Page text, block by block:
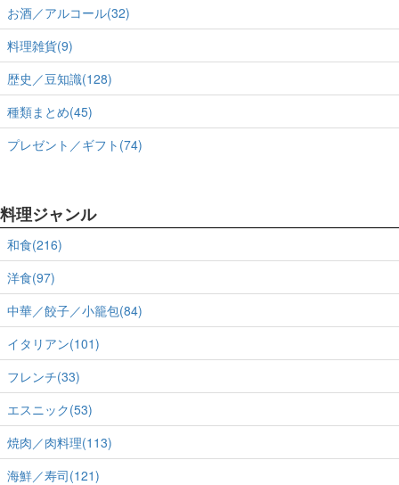
お酒／アルコール(32)
料理雑貨(9)
歴史／豆知識(128)
種類まとめ(45)
プレゼント／ギフト(74)
料理ジャンル
和食(216)
洋食(97)
中華／餃子／小籠包(84)
イタリアン(101)
フレンチ(33)
エスニック(53)
焼肉／肉料理(113)
海鮮／寿司(121)